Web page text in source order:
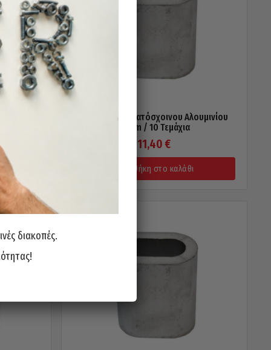
316 A4
Ταλουρίτ Συρματόσχοινου Αλουμινίου
10mm / 10 Τεμάχια
11,40 €
Προσθήκη στο καλάθι
διακοπές.